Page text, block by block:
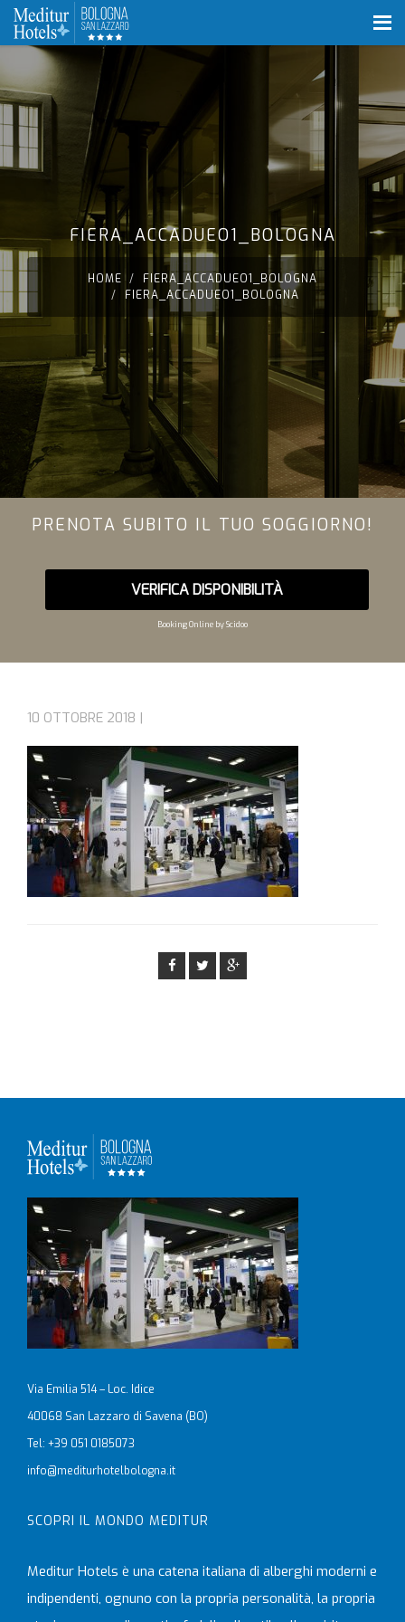
FIERA_ACCADUEO1_BOLOGNA
HOME
FIERA_ACCADUEO1_BOLOGNA
FIERA_ACCADUEO1_BOLOGNA
PRENOTA SUBITO IL TUO SOGGIORNO!
VERIFICA DISPONIBILITÀ
Booking Online by Scidoo
10 OTTOBRE 2018 |
Via Emilia 514 – Loc. Idice
40068 San Lazzaro di Savena (BO)
Tel: +39 051 0185073
info@mediturhotelbologna.it
SCOPRI IL MONDO MEDITUR
Meditur Hotels è una catena italiana di alberghi moderni e
indipendenti, ognuno con la propria personalità, la propria